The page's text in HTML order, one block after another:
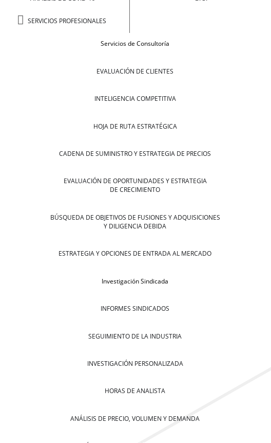
SERVICIOS PROFESIONALES
Servicios de Consultoría
EVALUACIÓN DE CLIENTES
INTELIGENCIA COMPETITIVA
HOJA DE RUTA ESTRATÉGICA
CADENA DE SUMINISTRO Y ESTRATEGIA DE PRECIOS
EVALUACIÓN DE OPORTUNIDADES Y ESTRATEGIA
DE CRECIMIENTO
BÚSQUEDA DE OBJETIVOS DE FUSIONES Y ADQUISICIONES
Y DILIGENCIA DEBIDA
ESTRATEGIA Y OPCIONES DE ENTRADA AL MERCADO
Investigación Sindicada
INFORMES SINDICADOS
SEGUIMIENTO DE LA INDUSTRIA
INVESTIGACIÓN PERSONALIZADA
HORAS DE ANALISTA
ANÁLISIS DE PRECIO, VOLUMEN Y DEMANDA